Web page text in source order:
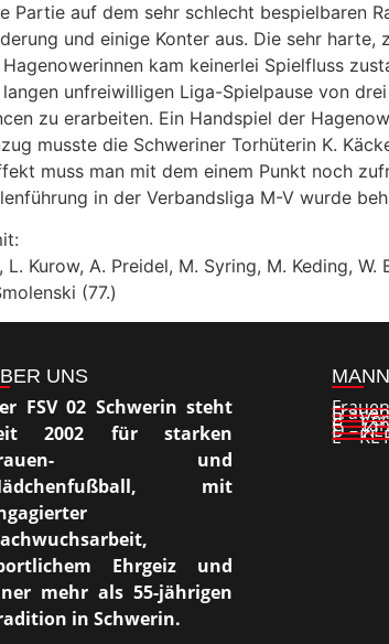
Partie auf dem sehr schlecht bespielbaren
und einige Konter aus. Die sehr
kam keinerlei Spielfluss
unfreiwilligen Liga-Spielpause von
zu erarbeiten. Ein Handspiel der
musste die Schweriner Torhüterin K.
muss man mit dem einem Punkt noch
in der Verbandsliga M-V wurde
L. Kurow, A. Preidel, M. Syring, M. Keding,
(77.)
UNS
FSV 02 Schwerin steht
2002 für starken
und
mit
Ehrgeiz und
mehr als 55-jährigen
in Schwerin.
B –
C –
D –
E – KL